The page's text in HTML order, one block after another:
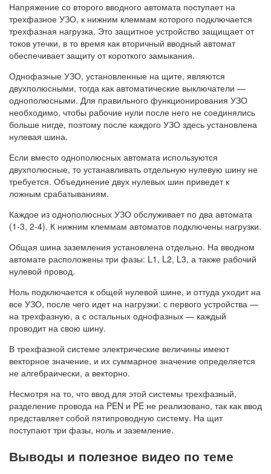
Напряжение со второго вводного автомата поступает на
трехфазное УЗО, к нижним клеммам которого подключается
трехфазная нагрузка. Это защитное устройство защищает от
токов утечки, в то время как вторичный вводный автомат
обеспечивает защиту от короткого замыкания.
Однофазные УЗО, установленные на щите, являются
двухполюсными, тогда как автоматические выключатели —
однополюсными. Для правильного функционирования УЗО
необходимо, чтобы рабочие нули после него не соединялись
больше нигде, поэтому после каждого УЗО здесь установлена
нулевая шина.
Если вместо однополюсных автомата используются
двухполюсные, то устанавливать отдельную нулевую шину не
требуется. Объединение двух нулевых шин приведет к
ложным срабатываниям.
Каждое из однополюсных УЗО обслуживает по два автомата
(1-3, 2-4). К нижним клеммам автоматов подключены нагрузки.
Общая шина заземления установлена отдельно. На вводном
автомате расположены три фазы: L1, L2, L3, а также рабочий
нулевой провод.
Ноль подключается к общей нулевой шине, и оттуда уходит на
все УЗО, после чего идет на нагрузки: с первого устройства —
на трехфазную, а с остальных однофазных — каждый
проводит на свою шину.
В трехфазной системе электрические величины имеют
векторное значение, и их суммарное значение определяется
не алгебраически, а векторно.
Несмотря на то, что ввод для этой системы трехфазный,
разделение провода на PEN и PE не реализовано, так как ввод
представляет собой пятипроводную систему. На щит
поступают три фазы, ноль и заземление.
Выводы и полезное видео по теме